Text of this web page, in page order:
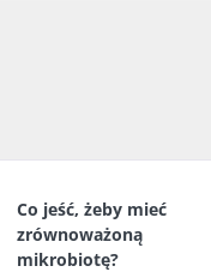
Co jeść, żeby mieć
zrównoważoną
mikrobiotę?